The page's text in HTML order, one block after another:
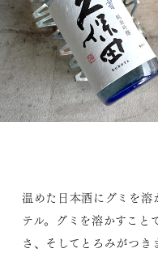
温めた日本酒にグミを溶
テル。グミを溶かすこと
さ、そしてとろみがつき